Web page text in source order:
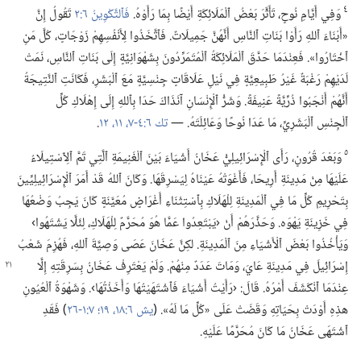
٤وَفِي أَيَّامِ نُوحٍ،‏ تَأَثَّرَ بَعْضُ ٱلْمَلَائِكَةِ أَيْضًا بِمَا رَأَوْهُ.‏ فَٱلتَّكْوِينُ ٦:‏٢
تَقُولُ إِنَّ
«أَبْنَاءَ ٱللهِ رَأَوْا بَنَاتِ ٱلنَّاسِ أَنَّهُنَّ جَمِيلَاتٌ.‏ فَٱتَّخَذُوا لِأَنْفُسِهِمْ زَوْجَاتٍ،‏ كُلَّ مَنِ
ٱخْتَارُوا».‏ فَعِنْدَمَا حَدَّقَ ٱلْمَلَائِكَةُ ٱلْمُتَمَرِّدُونَ بِشَهْوَانِيَّةٍ إِلَى بَنَاتِ ٱلنَّاسِ،‏ نَمَتْ
لَدَيْهِمْ رَغْبَةٌ غَيْرُ طَبِيعِيَّةٍ فِي نَيْلِ عَلَاقَاتٍ جِنْسِيَّةٍ مَعَ ٱلْبَشَرِ،‏ فَكَانَتِ ٱلنَّتِيجَةُ
أَنَّهُمْ أَنْجَبُوا ذُرِّيَّةً عَنِيفَةً.‏ وَشَرُّ ٱلْإِنْسَانِ آنَذَاكَ حَدَا بِٱللهِ إِلَى إِهْلَاكِ كُلِّ
ٱلْجِنْسِ ٱلْبَشَرِيِّ،‏ مَا عَدَا نُوحًا وَعَائِلَتَهُ.‏ —‏تك ٦:‏٤-‏٧،‏ ‏.‏
٥وَبَعْدَ قُرُونٍ،‏ رَأَى ٱلْإِسْرَائِيلِيُّ عَخَانُ أَشْيَاءَ بَيْنَ ٱلْغَنِيمَةِ ٱلَّتِي تَمَّ ٱلِٱسْتِيلَاءُ
عَلَيْهَا مِنْ مَدِينَةِ أَرِيحَا،‏ فَأَغْوَتْهُ عَيْنَاهُ لِيَسْرِقَهَا.‏ وَكَانَ ٱللهُ قَدْ أَمَرَ ٱلْإِسْرَائِيلِيِّينَ
بِتَحْرِيمِ كُلِّ مَا فِي ٱلْمَدِينَةِ لِلْهَلَاكِ بِٱسْتِثْنَاءِ أَغْرَاضٍ مُعَيَّنَةٍ كَانَ يَجِبُ وَضْعُهَا
فِي خَزِينَةِ يَهْوَه.‏ وَحَذَّرَهُمْ أَنْ ‹يَبْتَعِدُوا عَمَّا هُوَ مُحَرَّمٌ لِلْهَلَاكِ،‏ لِئَلَّا يَشْتَهُوا›
وَيَأْخُذُوا بَعْضَ ٱلْأَشْيَاءِ مِنَ ٱلْمَدِينَةِ.‏ لكِنَّ عَخَانَ عَصَى وَصِيَّةَ ٱللهِ،‏ فَهُزِمَ شَعْبُ
إِسْرَائِيلَ فِي مَدِينَةِعَايَ،‏ وَمَاتَ عَدَدٌ مِنْهُمْ.‏ وَلَمْ يَعْتَرِفْ عَخَانُ بِسَرِقَتِهِ إِلَّا
عِنْدَمَا ٱنْكَشَفَ أَمْرُهُ.‏ قَالَ:‏ ‹رَأَيْتُ أَشْيَاءَ فَٱشْتَهَيْتُهَا وَأَخَذْتُهَا›.‏ وَشَهْوَةُ ٱلْعُيُونِ
هذِهِ أَوْدَتْ بِحَيَاتِهِ وَقَضَتْ عَلَى «كُلِّ مَا لَهُ».‏ (‏يش ٦:‏١٨،‏ ١٩؛‏
‏)‏ فَقَدِ
ٱشْتَهَى عَخَانُ مَا كَانَ مُحَرَّمًا عَلَيْهِ.‏